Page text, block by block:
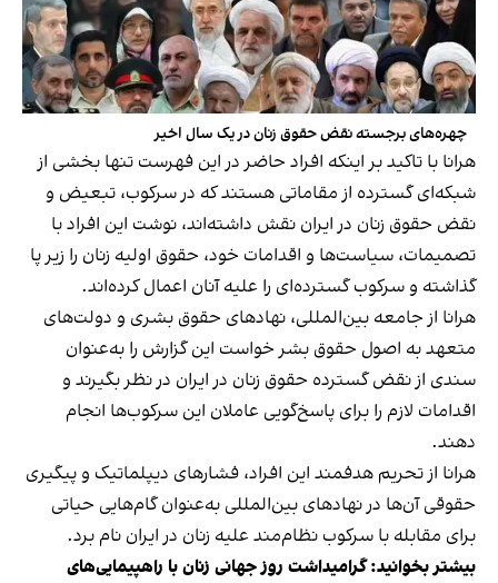
چهره‌های برجسته نقض حقوق زنان در یک سال اخیر
هرانا با تاکید بر اینکه افراد حاضر در این فهرست تنها بخشی از
شبکه‌ای گسترده از مقاماتی هستند که در سرکوب، تبعیض و
نقض حقوق زنان در ایران نقش داشته‌اند، نوشت این افراد با
تصمیمات، سیاست‌ها و اقدامات خود، حقوق اولیه زنان را زیر پا
گذاشته و سرکوب گسترده‌ای را علیه آنان اعمال کرده‌اند.
هرانا از جامعه بین‌المللی، نهادهای حقوق بشری و دولت‌های
متعهد به اصول حقوق بشر خواست این گزارش را به‌عنوان
سندی از نقض گسترده حقوق زنان در ایران در نظر بگیرند و
اقدامات لازم را برای پاسخ‌گویی عاملان این سرکوب‌ها انجام
دهند.
هرانا از تحریم هدفمند این افراد، فشارهای دیپلماتیک و پیگیری
حقوقی آن‌ها در نهادهای بین‌المللی به‌عنوان گام‌هایی حیاتی
برای مقابله با سرکوب نظام‌مند علیه زنان در ایران نام برد.
بیشتر بخوانید:گرامیداشت روز جهانی زنان با راهپیمایی‌های